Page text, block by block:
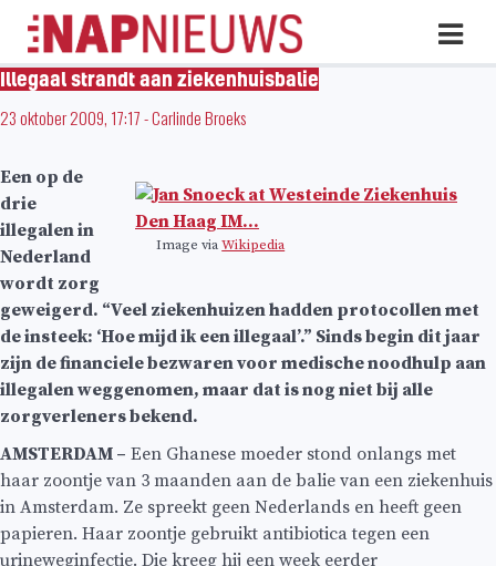
Skip
naar
inhoud
Illegaal strandt aan ziekenhuisbalie
23 oktober 2009, 17:17-Carlinde Broeks
Image viaWikipedia
Een op de
drie
illegalen in
Nederland
wordt zorg
geweigerd. “Veel ziekenhuizen hadden protocollen met
de insteek: ‘Hoe mijd ik een illegaal’.” Sinds begin dit jaar
zijn de financiele bezwaren voor medische noodhulp aan
illegalen weggenomen, maar dat is nog niet bij alle
zorgverleners bekend.
AMSTERDAM – Een Ghanese moeder stond onlangs met
haar zoontje van 3 maanden aan de balie van een ziekenhuis
in Amsterdam. Ze spreekt geen Nederlands en heeft geen
papieren. Haar zoontje gebruikt antibiotica tegen een
urineweginfectie. Die kreeg hij een week eerder